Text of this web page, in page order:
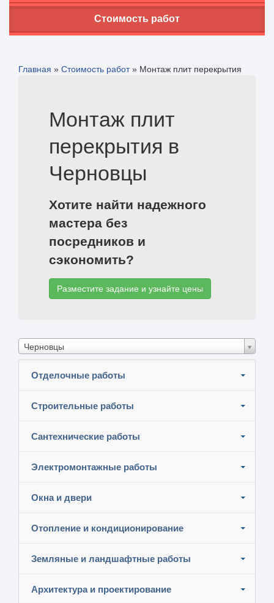
Стоимость работ
Главная » Стоимость работ» Монтаж плит перекрытия
Монтаж плит
перекрытия в
Черновцы
Хотите найти надежного
мастера без
посредников и
сэкономить?
Разместите задание и узнайте цены
Черновцы
Отделочные работы
Строительные работы
Сантехнические работы
Электромонтажные работы
Окна и двери
Отопление и кондиционирование
Земляные и ландшафтные работы
Архитектура и проектирование